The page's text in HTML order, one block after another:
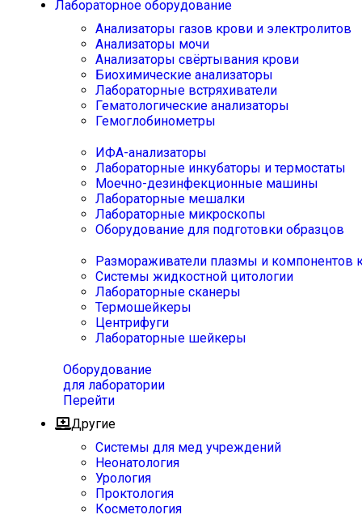
Лабораторное оборудование
Анализаторы газов крови и электролитов
Анализаторы мочи
Анализаторы свёртывания крови
Биохимические анализаторы
Лабораторные встряхиватели
Гематологические анализаторы
Гемоглобинометры
ИФА-анализаторы
Лабораторные инкубаторы и термостаты
Моечно-дезинфекционные машины
Лабораторные мешалки
Лабораторные микроскопы
Оборудование для подготовки образцов
Размораживатели плазмы и компонентов
Системы жидкостной цитологии
Лабораторные сканеры
Термошейкеры
Центрифуги
Лабораторные шейкеры
Оборудование
для лаборатории
Перейти
Другие
Системы для мед учреждений
Неонатология
Урология
Проктология
Косметология